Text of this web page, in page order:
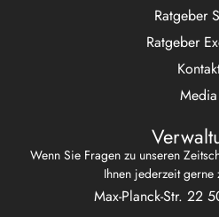
Ratgeber
Ratgeber
Media
Wenn Sie Fragen zu unseren
Ihnen jederzeit gerne
Max-Planck-Str. 22